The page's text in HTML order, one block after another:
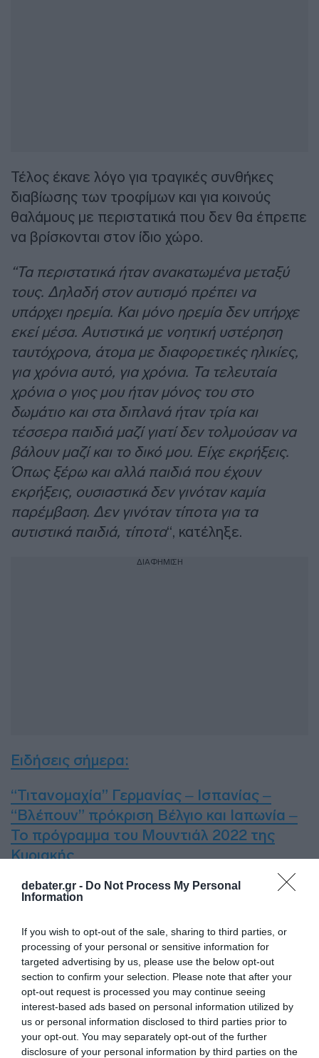
debater.gr - Do Not Process My Personal
Information
If you wish to opt-out of the sale, sharing to third parties, or
processing of your personal or sensitive information for
targeted advertising by us, please use the below opt-out
section to confirm your selection. Please note that after your
opt-out request is processed you may continue seeing
interest-based ads based on personal information utilized by
us or personal information disclosed to third parties prior to
your opt-out. You may separately opt-out of the further
disclosure of your personal information by third parties on the
Τέλος έκανε λόγο για τραγικές συνθήκες
διαβίωσης των τροφίμων και για κοινούς
θαλάμους με περιστατικά που δεν θα έπρεπε
να βρίσκονται στον ίδιο χώρο.
“Τα περιστατικά ήταν ανακατωμένα μεταξύ
τους. Δηλαδή στον αυτισμό πρέπει να
υπάρχει ηρεμία. Και μόνο ηρεμία δεν υπήρχε
εκεί μέσα. Αυτιστικά με νοητική υστέρηση
ταυτόχρονα, άτομα με διαφορετικές ηλικίες,
για χρόνια αυτό, για χρόνια. Τα τελευταία
χρόνια ο γιος μου ήταν μόνος του στο
δωμάτιο και στα διπλανά ήταν τρία και
τέσσερα παιδιά μαζί γιατί δεν τολμούσαν να
βάλουν μαζί και το δικό μου. Είχε εκρήξεις.
Όπως ξέρω και αλλά παιδιά που έχουν
εκρήξεις, ουσιαστικά δεν γινόταν καμία
παρέμβαση. Δεν γινόταν τίποτα για τα
αυτιστικά παιδιά, τίποτα“, κατέληξε.
ΔΙΑΦΗΜΙΣΗ
Ειδήσεις σήμερα:
“Τιτανομαχία” Γερμανίας – Ισπανίας –
“Βλέπουν” πρόκριση Βέλγιο και Ιαπωνία –
Το πρόγραμμα του Μουντιάλ 2022 της
Κυριακής
ΔΙΑΦΗΜΙΣΗ